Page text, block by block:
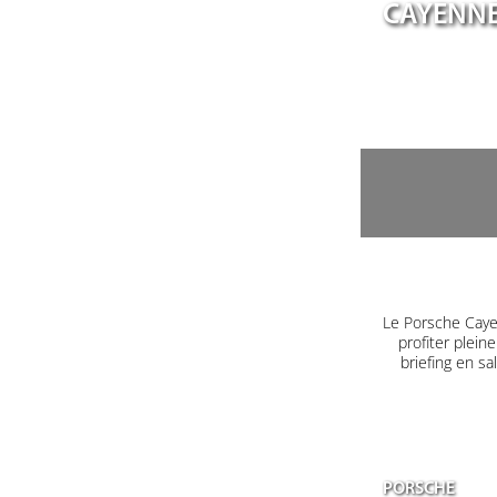
Le Porsche
profiter
briefing en
PORSCHE